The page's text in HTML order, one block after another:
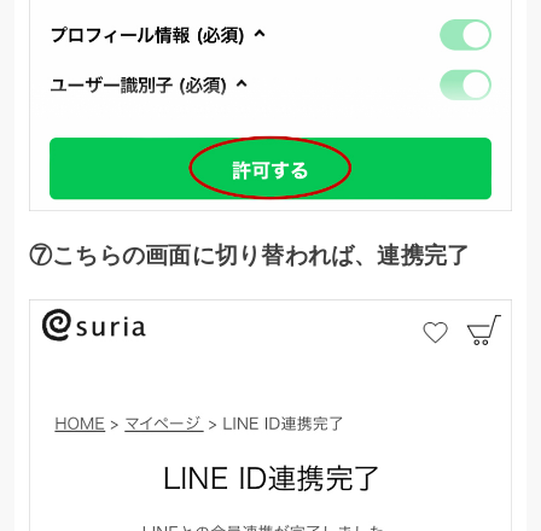
⑦こちらの画面に切り替われば、連携完了